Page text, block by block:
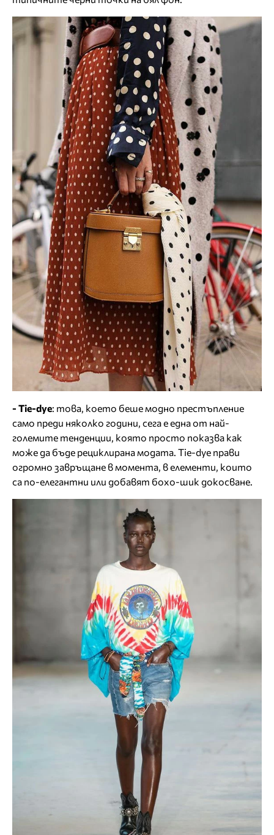
- Tie-dye: това, което беше модно престъпление
само преди няколко години, сега е една от най-
големите тенденции, която просто показва как
може да бъде рециклирана модата. Tie-dye прави
огромно завръщане в момента, в елементи, които
са по-елегантни или добавят бохо-шик докосване.